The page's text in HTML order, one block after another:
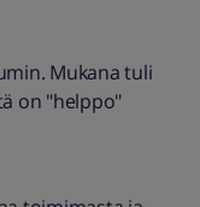
Mukana tuli
on "helppo"